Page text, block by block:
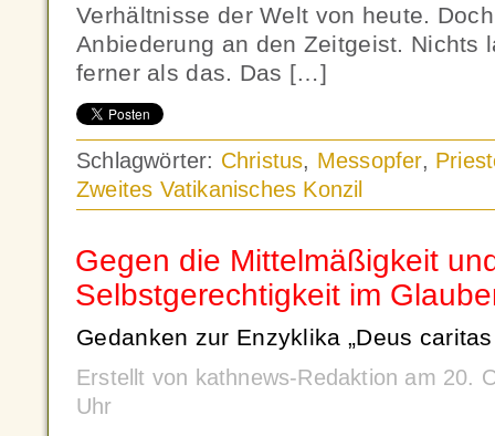
Verhältnisse der Welt von heute.
Anbiederung an den Zeitgeist. Nichts
ferner als das. Das […]
Schlagwörter: Christus, Messopfer,
Zweites Vatikanisches Konzil
Gegen die Mittelmäßigkeit
Selbstgerechtigkeit im
Gedanken zur Enzyklika „Deus
Erstellt von kathnews-Redaktion am 20.
Uhr